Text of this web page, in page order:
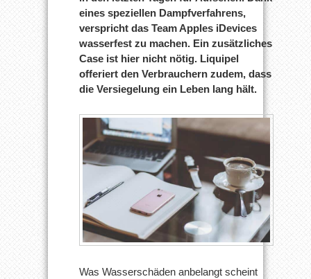
eines speziellen Dampfverfahrens,
verspricht das Team Apples iDevices
wasserfest zu machen. Ein zusätzliches
Case ist hier nicht nötig. Liquipel
offeriert den Verbrauchern zudem, dass
die Versiegelung ein Leben lang hält.
Was Wasserschäden anbelangt scheint